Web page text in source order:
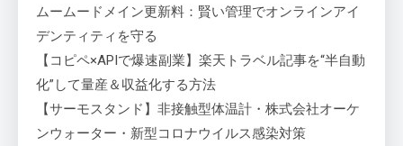
ムームードメイン更新料：賢い管理でオンラインアイ
デンティティを守る
【コピペ×APIで爆速副業】楽天トラベル記事を“半自動
化”して量産＆収益化する方法
【サーモスタンド】非接触型体温計・株式会社オーケ
ンウォーター・新型コロナウイルス感染対策